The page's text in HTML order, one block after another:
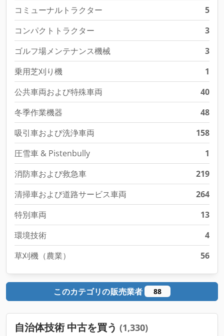
コミューナルトラクター
5
コンパクトトラクター
3
ゴルフ場メンテナンス機械
3
乗用芝刈り機
1
公共車両および特殊車両
40
冬季作業機器
48
吸引車および洗浄車両
158
圧雪車 & Pistenbully
1
消防車および救急車
219
清掃車および道路サービス車両
264
特別車両
13
環境技術
4
草刈機（農業）
56
このカテゴリの販売業者 88
自治体技術 中古を買う (1,330)